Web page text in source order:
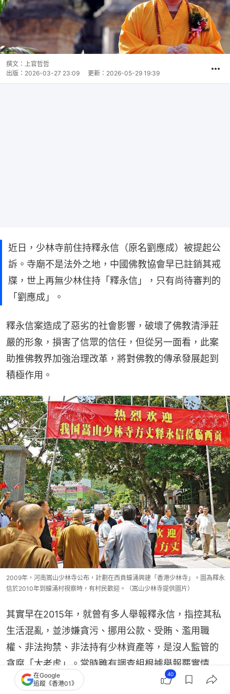
撰文： 上官哲哲
出版： 2026-03-27 23:09 更新： 2026-05-29 19:39
近日，少林寺前住持釋永信（原名劉應成）被提起公
訴。寺廟不是法外之地，中國佛教協會早已註銷其戒
牒，世上再無少林住持「釋永信」，只有尚待審判的
「劉應成」。
釋永信案造成了惡劣的社會影響，破壞了佛教清淨莊
嚴的形象，損害了信眾的信任，但從另一面看，此案
助推佛教界加強治理改革，將對佛教的傳承發展起到
積極作用。
2009年，河南嵩山少林寺公布，計劃在西貢蠔涌興建「香港少林寺」。圖為釋永
信於2010年到蠔涌村視察時，有村民歡迎。（嵩山少林寺提供圖片）
其實早在2015年，就曾有多人舉報釋永信，指控其私
生活混亂，並涉嫌貪污、挪用公款、受賄、濫用職
權、非法拘禁、非法持有少林資產等，是沒人監管的
貪腐「大老虎」。當時雖有調查組根據舉報覈實情
況，但調查結果卻給了釋永信「清白」，事件最後不
在Google
追蹤《香港01》
40